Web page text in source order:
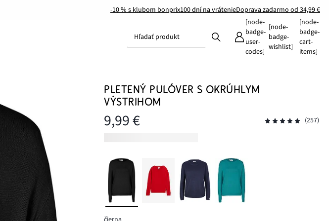
-10 % s klubom bonprix100 dní na vrátenieDoprava zadarmo od 34,99 €
Hľadať produkt
[node-
badge-
user-
codes]
[node-
badge-
wishlist]
[node-
badge-
cart-
items]
PLETENÝ PULÓVER S OKRÚHLYM
VÝSTRIHOM
9,99 € (257)